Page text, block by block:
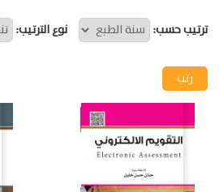
ترتيب حسب: نوع الترتيب: